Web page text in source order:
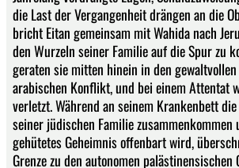
die Last der Vergangenheit drängen an die
bricht Eitan gemeinsam mit Wahida nach
den Wurzeln seiner Familie auf die Spur zu
geraten sie mitten hinein in den
arabischen Konflikt, und bei einem Attentat
verletzt. Während an seinem Krankenbett
seiner jüdischen Familie zusammenkommen
gehütetes Geheimnis offenbart wird,
Grenze zu den autonomen